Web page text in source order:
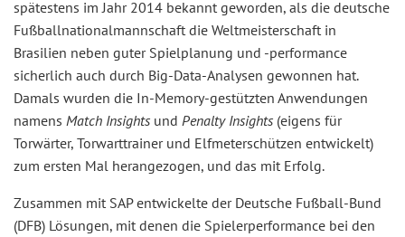
spätestens im Jahr 2014 bekannt geworden, als die deutsche
Fußballnationalmannschaft die Weltmeisterschaft in
Brasilien neben guter Spielplanung und -performance
sicherlich auch durch Big-Data-Analysen gewonnen hat.
Damals wurden die In-Memory-gestützten Anwendungen
namens Match Insights und Penalty Insights (eigens für
Torwärter, Torwarttrainer und Elfmeterschützen entwickelt)
zum ersten Mal herangezogen, und das mit Erfolg.
Zusammen mit SAP entwickelte der Deutsche Fußball-Bund
(DFB) Lösungen, mit denen die Spielerperformance bei den